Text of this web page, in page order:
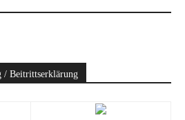
/ Beitrittserklärung